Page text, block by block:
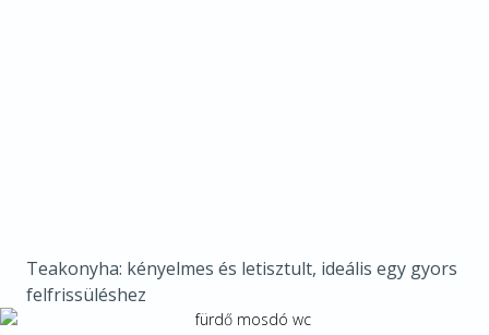
Teakonyha: kényelmes és letisztult, ideális egy gyors
felfrissüléshez